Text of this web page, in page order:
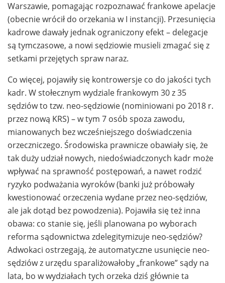
Warszawie, pomagając rozpoznawać frankowe apelacje
(obecnie wrócił do orzekania w I instancji). Przesunięcia
kadrowe dawały jednak ograniczony efekt – delegacje
są tymczasowe, a nowi sędziowie musieli zmagać się z
setkami przejętych spraw naraz.
Co więcej, pojawiły się kontrowersje co do jakości tych
kadr. W stołecznym wydziale frankowym 30 z 35
sędziów to tzw. neo-sędziowie (nominiowani po 2018 r.
przez nową KRS) – w tym 7 osób spoza zawodu,
mianowanych bez wcześniejszego doświadczenia
orzeczniczego. Środowiska prawnicze obawiały się, że
tak duży udział nowych, niedoświadczonych kadr może
wpływać na sprawność postępowań, a nawet rodzić
ryzyko podważania wyroków (banki już próbowały
kwestionować orzeczenia wydane przez neo-sędziów,
ale jak dotąd bez powodzenia). Pojawiła się też inna
obawa: co stanie się, jeśli planowana po wyborach
reforma sądownictwa zdelegitymizuje neo-sędziów?
Adwokaci ostrzegają, że automatyczne usunięcie neo-
sędziów z urzędu sparaliżowałoby „frankowe” sądy na
lata, bo w wydziałach tych orzeka dziś głównie ta